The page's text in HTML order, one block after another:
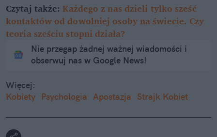
Czytaj także:Każdego z nas dzieli tylko sześć
kontaktów od dowolniej osoby na świecie. Czy
teoria sześciu stopni działa?
Nie przegap żadnej ważnej wiadomości i
obserwuj nas w Google News!
Więcej:
Kobiety
Psychologia Apostazja Strajk Kobiet